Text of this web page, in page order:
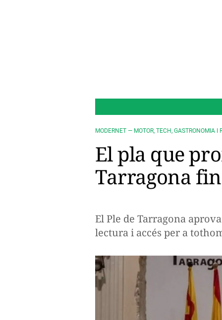
MODERNET — MOTOR, TECH, GASTRONOMIA I
El pla que
Tarragona
El Ple de Tarragona
lectura i accés per a